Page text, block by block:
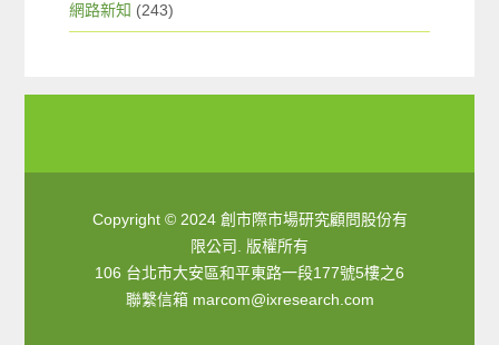
網路新知 (243)
Copyright © 2024 創市際市場研究顧問股份有
限公司. 版權所有
106 台北市大安區和平東路一段177號5樓之6
聯繫信箱 marcom@ixresearch.com